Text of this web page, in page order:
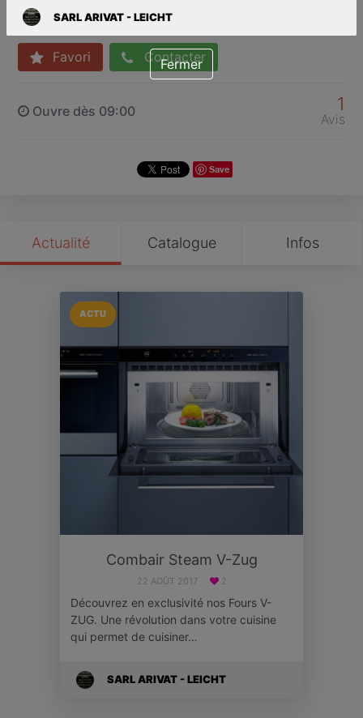
Fréjus
Favori Contacter
Ouvre dès 09:00 1
Avis
Save
Actualité Catalogue Infos
ACTU
Combair Steam V-Zug
22 AOÛT 2017 2
Découvrez en exclusivité nos Fours V-
ZUG. Une révolution dans votre cuisine
qui permet de cuisiner…
SARL ARIVAT - LEICHT
SARL ARIVAT - LEICHT
Fermer